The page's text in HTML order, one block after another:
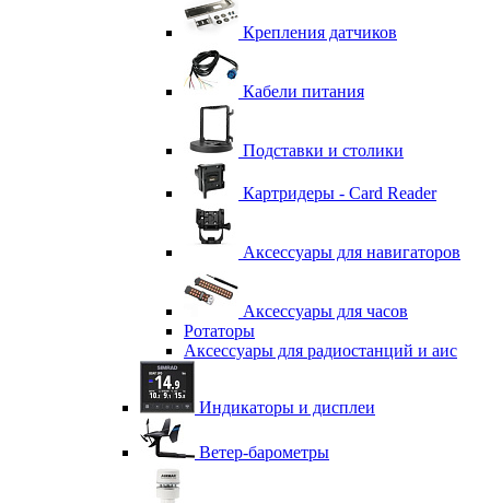
Крепления датчиков
Кабели питания
Подставки и столики
Картридеры - Card Reader
Аксессуары для навигаторов
Аксессуары для часов
Ротаторы
Аксессуары для радиостанций и аис
Индикаторы и дисплеи
Ветер-барометры